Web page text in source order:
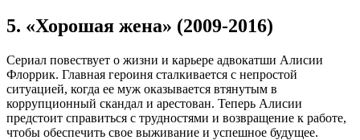
5. «Хорошая жена» (2009-2016)
Сериал повествует о жизни и карьере адвокатши Алисии
Флоррик. Главная героиня сталкивается с непростой
ситуацией, когда ее муж оказывается втянутым в
коррупционный скандал и арестован. Теперь Алисии
предстоит справиться с трудностями и возвращение к работе,
чтобы обеспечить свое выживание и успешное будущее.